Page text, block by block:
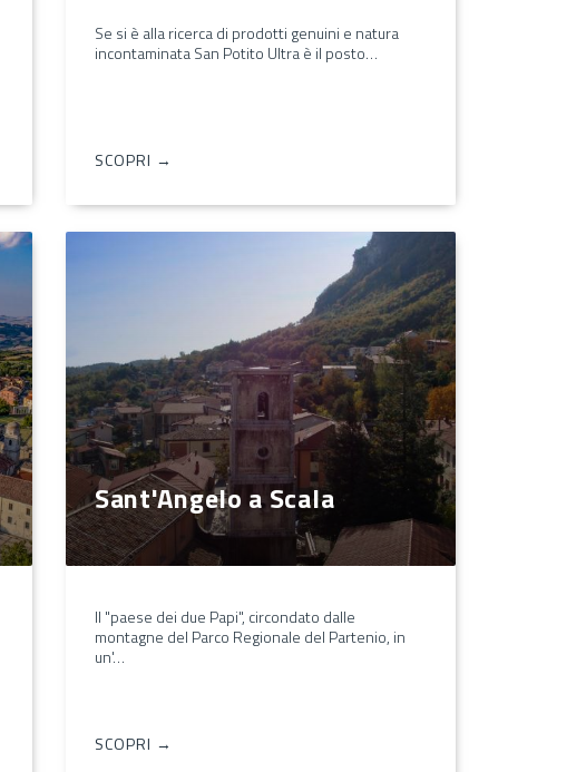
Se si è alla ricerca di prodotti genuini e natura
incontaminata San Potito Ultra è il posto…
SCOPRI →
Sant'Angelo a Scala
Il "paese dei due Papi", circondato dalle
montagne del Parco Regionale del Partenio, in
un'…
SCOPRI →